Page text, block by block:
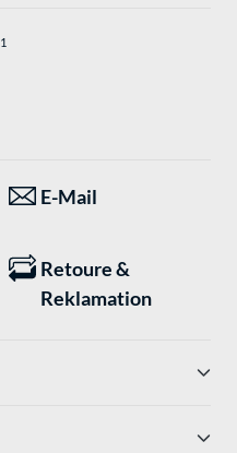
1
E-Mail
Retoure &
Reklamation